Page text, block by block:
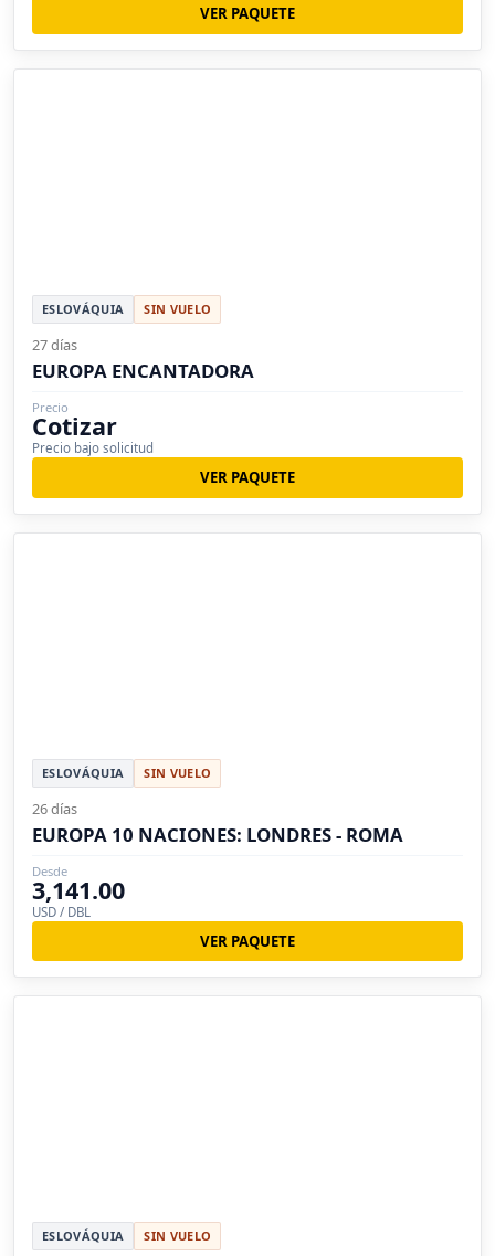
VER PAQUETE
ESLOVÁQUIA SIN VUELO
27 días
EUROPA ENCANTADORA
Precio
Cotizar
Precio bajo solicitud
VER PAQUETE
ESLOVÁQUIA SIN VUELO
26 días
EUROPA 10 NACIONES: LONDRES - ROMA
Desde
3,141.00
USD / DBL
VER PAQUETE
ESLOVÁQUIA SIN VUELO